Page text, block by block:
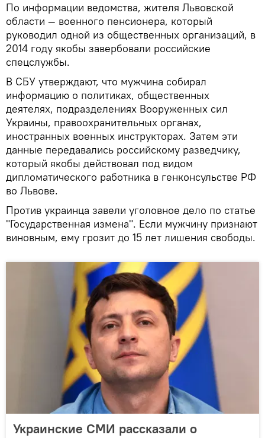
По информации ведомства, жителя Львовской
области — военного пенсионера, который
руководил одной из общественных организаций, в
2014 году якобы завербовали российские
спецслужбы.
В СБУ утверждают, что мужчина собирал
информацию о политиках, общественных
деятелях, подразделениях Вооруженных сил
Украины, правоохранительных органах,
иностранных военных инструкторах. Затем эти
данные передавались российскому разведчику,
который якобы действовал под видом
дипломатического работника в генконсульстве РФ
во Львове.
Против украинца завели уголовное дело по статье
"Государственная измена". Если мужчину признают
виновным, ему грозит до 15 лет лишения свободы.
Украинские СМИ рассказали о